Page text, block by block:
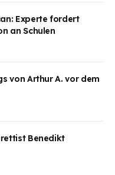
Experte fordert
an Schulen
von Arthur A. vor dem
Benedikt